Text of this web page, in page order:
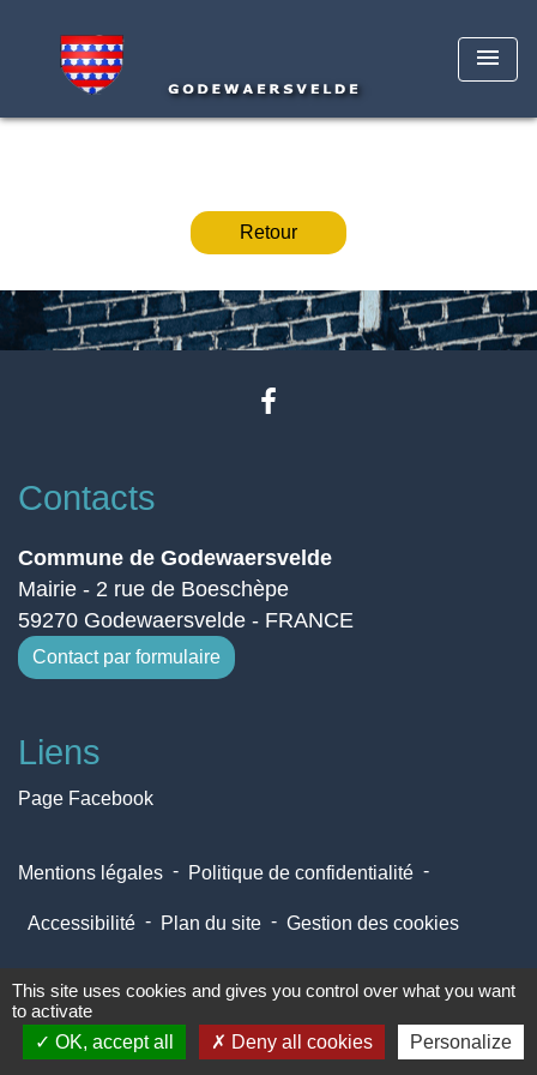
menu
Retour
Contacts
Commune de Godewaersvelde
Mairie - 2 rue de Boeschèpe
59270 Godewaersvelde - FRANCE
Contact par formulaire
Liens
Page Facebook
Mentions légales - Politique de confidentialité -
Accessibilité - Plan du site - Gestion des cookies
Site créé en partenariat avec Réseau des Communes
This site uses cookies and gives you control over what you want
to activate
OK, accept all
Deny all cookies Personalize